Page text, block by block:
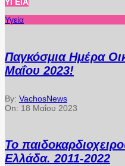
ΥΓΕΊΑ
Υγεία
Παγκόσμια Ημέρα
Μαΐου 2023!
By: VachosNews
On: 18 Μαΐου 2023
Το
Ελλάδα. 2011-2022